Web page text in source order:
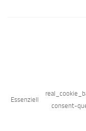
Essenziell
consent-